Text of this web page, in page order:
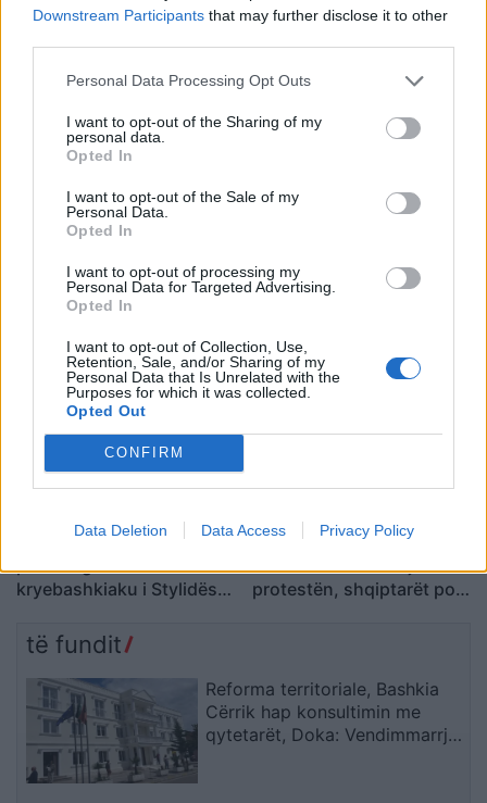
Downstream Participants that may further disclose it to other
Personal Data Processing Opt Outs
I want to opt-out of the Sharing of my
personal data.
Opted In
I want to opt-out of the Sale of my
Personal Data.
Opted In
I want to opt-out of processing my
Personal Data for Targeted Advertising.
Opted In
I want to opt-out of Collection, Use,
Retention, Sale, and/or Sharing of my
Personal Data that Is Unrelated with the
Purposes for which it was collected.
Opted Out
CONFIRM
Data Deletion Data Access Privacy Policy
Shkatërrohet në Spanjë
emigrantëve, 78 persona
në pranga dhe 18 skafe të
sekuestruara
Zbardhet zjarrvënia në
që dogji banesën e
konkurrentëve
Modelet e Inteligjencës
Artificiale shkelin
udhëzimet, ndërmarrin
veprime të palejuara dhe
manipulojnë njerëzit
Aksidenti tragjik në Greqi/
djalin që po shkonin në
punë: Humba gjithçka…
Zjarri pranë Athinës,
paraburgoset
kryebashkiaku i Stylidës
Ermal Pashaj: Veprimet e
Ramës nuk e ndalojnë
protestën, shqiptarët po
të fundit
Reforma territoriale, Bashkia
Cërrik hap konsultimin me
qytetarët, Doka: Vendimmarrja